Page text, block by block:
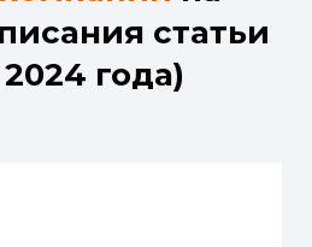
статьи
года)